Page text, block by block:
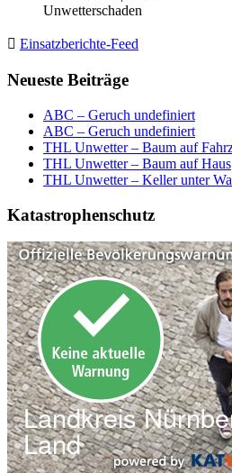
Unwetterschaden
Einsatzberichte-Feed
Neueste Beiträge
ABC – Geruch undefiniert
ABC – Geruch undefiniert
THL Unwetter – Baum auf
THL Unwetter – Baum auf Haus
THL Unwetter – Keller unter
Katastrophenschutz